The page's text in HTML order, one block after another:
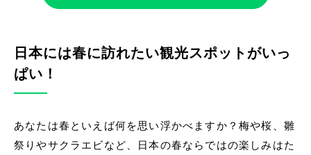
日本には春に訪れたい観光スポットがいっ
ぱい！
あなたは春といえば何を思い浮かべますか？梅や桜、雛
祭りやサクラエビなど、日本の春ならではの楽しみはた